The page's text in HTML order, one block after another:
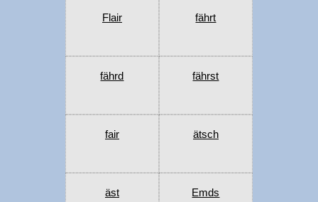
Flair fährt
fährd fährst
fair ätsch
äst Emds